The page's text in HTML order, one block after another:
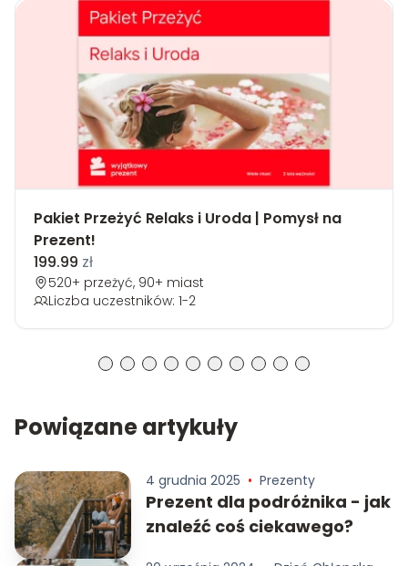
Pakiet Przeżyć Relaks i Uroda | Pomysł na
Prezent!
199.99 zł
520+ przeżyć, 90+ miast
Liczba uczestników: 1-2
Powiązane artykuły
4 grudnia 2025 • Prezenty
Prezent dla podróżnika - jak
znaleźć coś ciekawego?